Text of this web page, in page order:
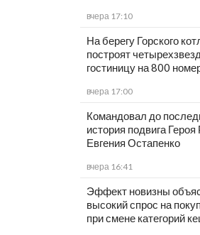
вчера 17:10
На берегу Горского
построят
гостиницу на 800
вчера 17:00
Командовал до
история подвига Героя
Евгения Остапенко
вчера 16:41
Эффект новизны
высокий спрос на
при смене категорий